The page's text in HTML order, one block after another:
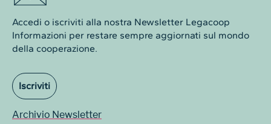
Accedi o iscriviti alla nostra Newsletter Legacoop
Informazioni per restare sempre aggiornati sul mondo
della cooperazione.
Iscriviti
Archivio Newsletter